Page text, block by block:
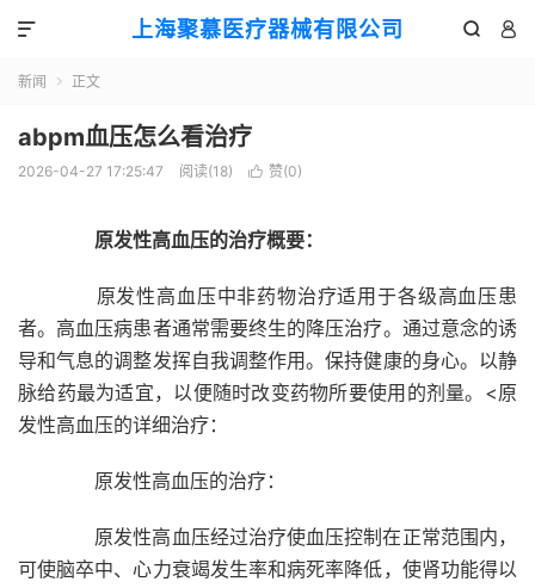
上海聚慕医疗器械有限公司  

新闻  正文
abpm血压怎么看治疗
2026-04-27 17:25:47 阅读(18)  赞(0)
原发性高血压的治疗概要：
原发性高血压中非药物治疗适用于各级高血压患
者。高血压病患者通常需要终生的降压治疗。通过意念的诱
导和气息的调整发挥自我调整作用。保持健康的身心。以静
脉给药最为适宜，以便随时改变药物所要使用的剂量。<原
发性高血压的详细治疗：
原发性高血压的治疗：
原发性高血压经过治疗使血压控制在正常范围内，
可使脑卒中、心力衰竭发生率和病死率降低，使肾功能得以